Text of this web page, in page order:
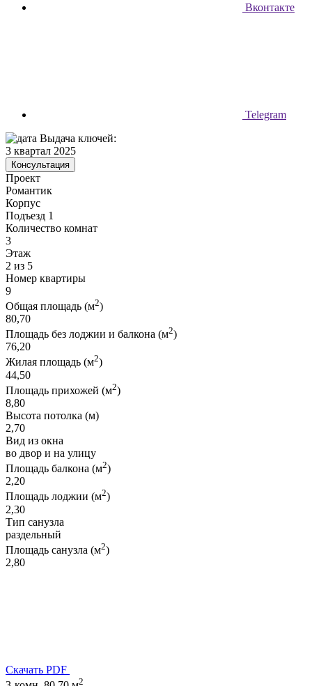
Вконтакте
Telegram
Выдача ключей:
3 квартал 2025
Консультация
Проект
Романтик
Корпус
Подъезд 1
Количество комнат
3
Этаж
2 из 5
Номер квартиры
9
Общая площадь (м2)
80,70
Площадь без лоджии и балкона (м2)
76,20
Жилая площадь (м2)
44,50
Площадь прихожей (м2)
8,80
Высота потолка (м)
2,70
Вид из окна
во двор и на улицу
Площадь балкона (м2)
2,20
Площадь лоджии (м2)
2,30
Тип санузла
раздельный
Площадь санузла (м2)
2,80
Скачать PDF
2